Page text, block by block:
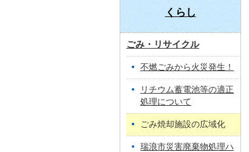
くらし
ごみ・リサイクル
不燃ごみから火災発生！
リチウム蓄電池等の適正
処理について
ごみ焼却施設の広域化
瑞浪市災害廃棄物処理ハ